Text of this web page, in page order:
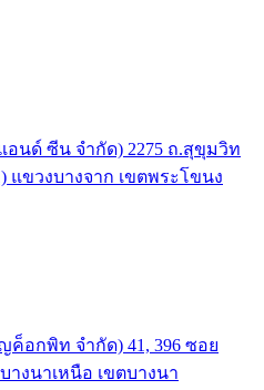
นด์ ซีน จำกัด) 2275 ถ.สุขุมวิท
แขวงบางจาก เขตพระโขนง
อกพิท จำกัด) 41, 396 ซอย
งนาเหนือ เขตบางนา